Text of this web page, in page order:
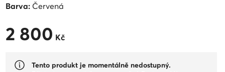
Barva:Červená
2 800 Kč
2 800 Kč
Tento produkt je momentálně nedostupný.